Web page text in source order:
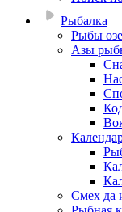
Рыбалка
Рыбы
Азы
Смех да